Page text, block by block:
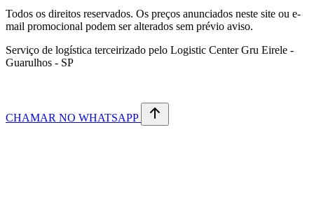
Todos os direitos reservados. Os preços anunciados neste site ou e-
mail promocional podem ser alterados sem prévio aviso.
Serviço de logística terceirizado pelo Logistic Center Gru Eirele -
Guarulhos - SP
CHAMAR NO WHATSAPP